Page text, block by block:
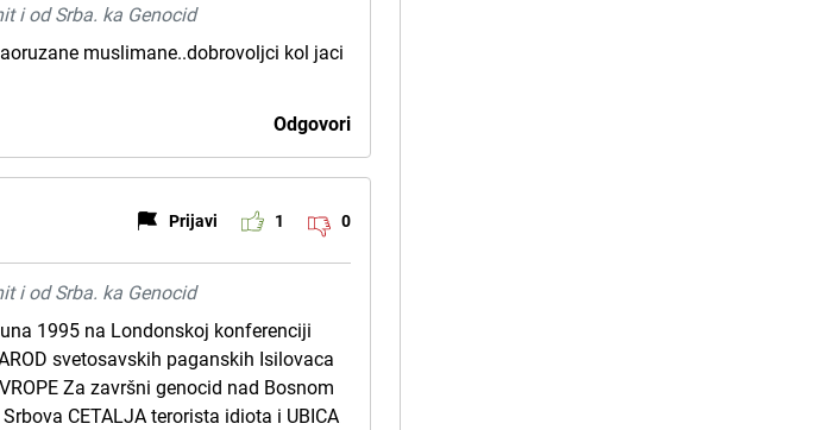
i od Srba. ka Genocid
muslimane..dobrovoljci kol jaci
Odgovori
Prijavi 1 0
i od Srba. ka Genocid
1995 na Londonskoj konferenciji
svetosavskih paganskih Isilovaca
Za završni genocid nad Bosnom
CETALJA terorista idiota i UBICA